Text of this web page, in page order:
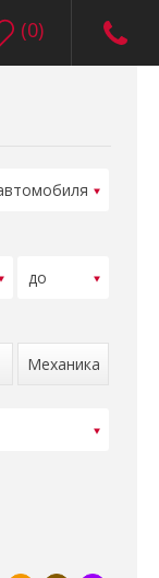
(0)
Механика